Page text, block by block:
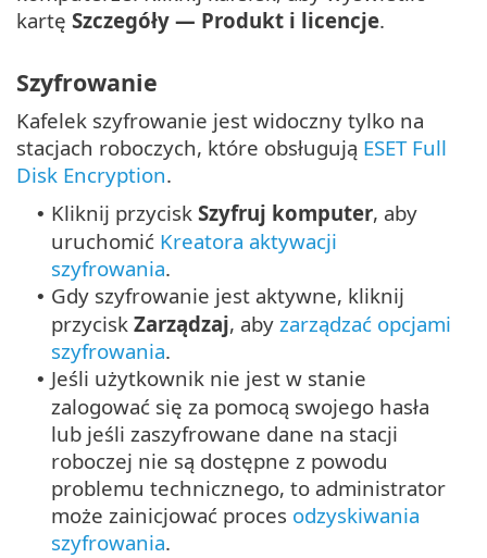
kartę Szczegóły — Produkt i licencje.
Szyfrowanie
Kafelek szyfrowanie jest widoczny tylko na
stacjach roboczych, które obsługują ESET Full
Disk Encryption.
• Kliknij przycisk Szyfruj komputer, aby
uruchomić Kreatora aktywacji
szyfrowania.
• Gdy szyfrowanie jest aktywne, kliknij
przycisk Zarządzaj, aby zarządzać opcjami
szyfrowania.
• Jeśli użytkownik nie jest w stanie
zalogować się za pomocą swojego hasła
lub jeśli zaszyfrowane dane na stacji
roboczej nie są dostępne z powodu
problemu technicznego, to administrator
może zainicjować proces odzyskiwania
szyfrowania.